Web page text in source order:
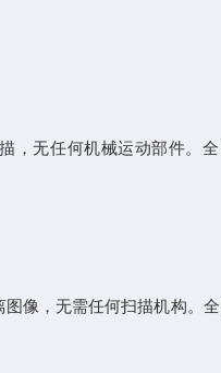
无任何机械运动部件。
像，无需任何扫描机构。